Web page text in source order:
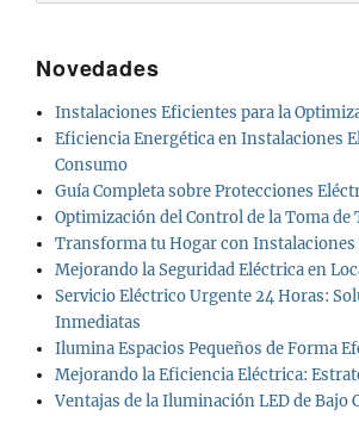
Novedades
Instalaciones Eficientes para la
Eficiencia Energética en Instalaciones
Consumo
Guía Completa sobre Protecciones
Optimización del Control de la Toma de
Transforma tu Hogar con Instalaciones
Mejorando la Seguridad Eléctrica en
Servicio Eléctrico Urgente 24 Horas:
Inmediatas
Ilumina Espacios Pequeños de Forma
Mejorando la Eficiencia Eléctrica:
Ventajas de la Iluminación LED de Bajo